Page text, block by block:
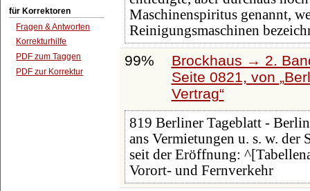
für Korrektoren
Fragen & Antworten
Korrekturhilfe
PDF zum Taggen
PDF zur Korrektur
Maschinenspiritus genannt,
Reinigungsmaschinen
99%
Brockhaus → 2.
Seite 0821, von
Vertrag
819 Berliner Tageblatt -
ans Vermietungen u. s. w. der
seit der Eröffnung:
Vorort- und Fernverkehr